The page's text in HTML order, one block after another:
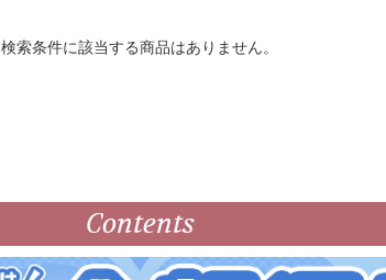
検索条件に該当する商品はありません。
Contents